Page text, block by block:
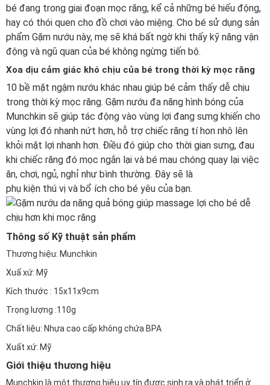
bé đang trong giai đoạn mọc răng, kể cả những bé hiếu động,
hay có thói quen cho đồ chơi vào miệng. Cho bé sử dụng sản
phẩm Gặm nướu này, mẹ sẽ khá bất ngờ khi thấy kỹ năng vận
động và ngũ quan của bé không ngừng tiến bộ.
Xoa dịu cảm giác khó chịu của bé trong thời kỳ mọc răng
10 bề mặt ngậm nướu khác nhau giúp bé cảm thấy dễ chịu
trong thời kỳ mọc răng. Gặm nướu đa năng hình bóng của
Munchkin sẽ giúp tác động vào vùng lợi đang sưng khiến cho
vùng lợi đó nhanh nứt hơn, hỗ trợ chiếc răng tí hon nhô lên
khỏi mặt lợi nhanh hơn. Điều đó giúp cho thời gian sưng, đau
khi chiếc răng đó mọc ngắn lại và bé mau chóng quay lại việc
ăn, chơi, ngủ, nghỉ như bình thường. Đây sẽ là
phụ kiện thú vị và bổ ích cho bé yêu của bạn.
Thông số Kỹ thuật sản phẩm
Thương hiệu: Munchkin
Xuấ xứ: Mỹ
Kích thước : 15x11x9cm
Trọng lượng :110g
Chất liệu: Nhựa cao cấp không chứa BPA
Xuất xứ: Mỹ
Giới thiệu thương hiệu
Munchkin là một thương hiệu uy tín được sinh ra và phát triển ở